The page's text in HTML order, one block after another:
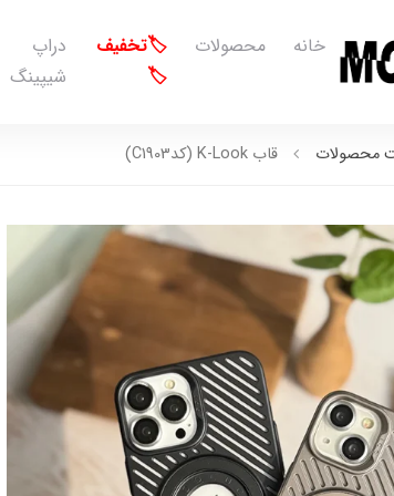
خانه محصولات
🏷️تخفیف
🏷️
دراپ
شیپینگ
محصولات قاب K-Look (کدC1903)